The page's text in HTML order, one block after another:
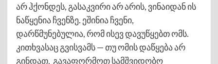
არ ჰქონდეს, გასაკვირი არ არის, ვინაიდან ის
ნაწყენია ჩვენზე. ეშინია ჩვენი,
დარწმუნებულია, რომ ისევ დავუწყებთ ომს.
კითხვასაც გვისვამს — თუ ომის დაწყება არ
გინდათ, გავაფორმოთ სამშვიდობო